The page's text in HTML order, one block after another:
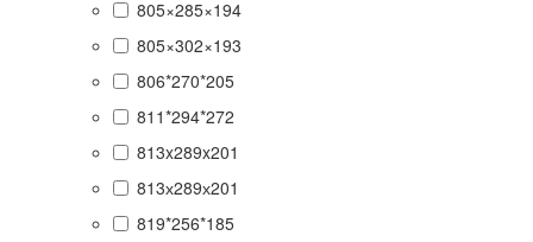
805×285×194
805×302×193
806*270*205
811*294*272
813x289x201
813х289х201
819*256*185